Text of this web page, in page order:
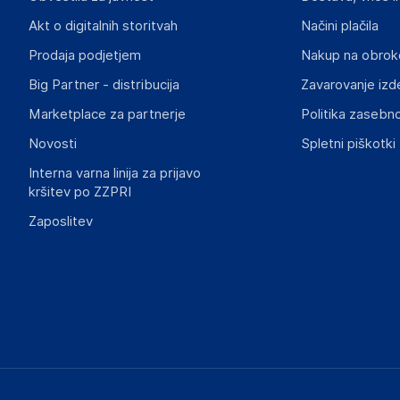
ul. Szkolna 6, 64-000 Racot
Poland
Slike o varnosti izdelka
Slike o varnosti izdelka vsebujejo opozorila na embalaži
Akt o digitalnih storitvah
Prodaja podjetjem
Big Partner - distribucija
Marketplace za partnerje
Novosti
Interna varna linija za prijavo
kršitev po ZZPRI
Zaposlitev
Načini plačila
Nakup na
Zavarovanje
Politika
Spletni piškotki